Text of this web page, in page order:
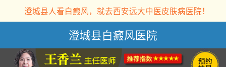
澄城县人看白癜风，就去西安远大中医皮肤病医院！
澄城县白癜风医院